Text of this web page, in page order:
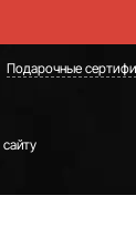
Подарочные